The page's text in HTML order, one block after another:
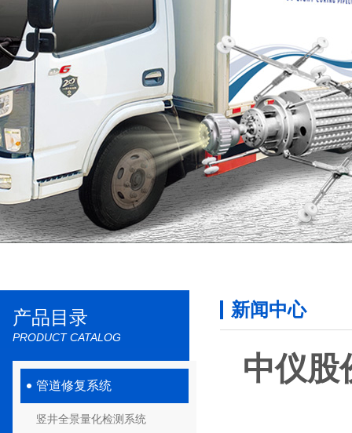
产品目录
PRODUCT CATALOG
管道修复系统
竖井全景量化检测系统
新闻中心
中仪股